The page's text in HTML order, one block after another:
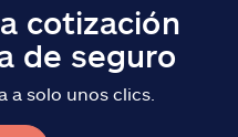
cotización
de seguro
a solo unos clics.